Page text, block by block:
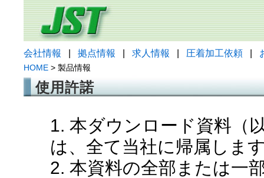
会社情報 拠点情報 求人情報 圧着加工依頼
HOME > 製品情報
使用許諾
1. 本ダウンロード資料（
は、全て当社に帰属しま
2. 本資料の全部または一